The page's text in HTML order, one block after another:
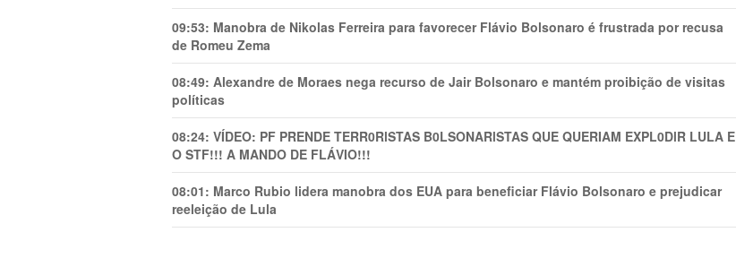
09:53: Manobra de Nikolas Ferreira para favorecer Flávio Bolsonaro é frustrada por recusa
de Romeu Zema
08:49: Alexandre de Moraes nega recurso de Jair Bolsonaro e mantém proibição de visitas
políticas
08:24: VÍDEO: PF PRENDE TERR0RlSTAS B0LSONARlSTAS QUE QUERIAM EXPL0DlR LULA E
O STF!!! A MANDO DE FLÁVIO!!!
08:01: Marco Rubio lidera manobra dos EUA para beneficiar Flávio Bolsonaro e prejudicar
reeleição de Lula